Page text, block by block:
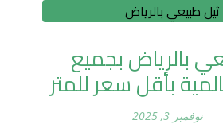
بالرياض بجميع
بأقل سعر للمتر
نوفمبر 3, 2025